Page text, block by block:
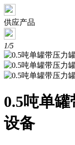
供应产品
1/5
0.5吨单
设备